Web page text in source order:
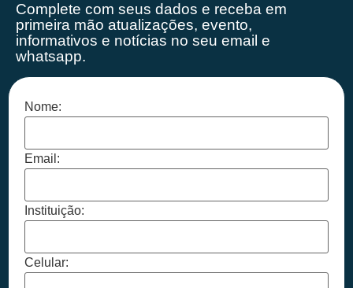
Complete com seus dados e receba em
primeira mão atualizações, evento,
informativos e notícias no seu email e
whatsapp.
Nome:
Email:
Instituição:
Celular: